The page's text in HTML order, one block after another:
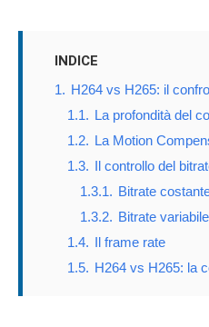
INDICE
1. H264 vs H265: il
1.1. La profondità del
1.2. La Motion
1.3. Il controllo del
1.3.1. Bitrate
1.3.2. Bitrate
1.4. Il frame rate
1.5. H264 vs H265: la